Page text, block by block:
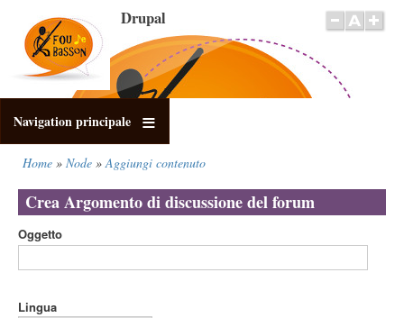
contenuto
principale
Drupal
Navigation principale
di
pane
Home Node Aggiungi contenuto
Crea Argomento di discussione del forum
Oggetto
Lingua